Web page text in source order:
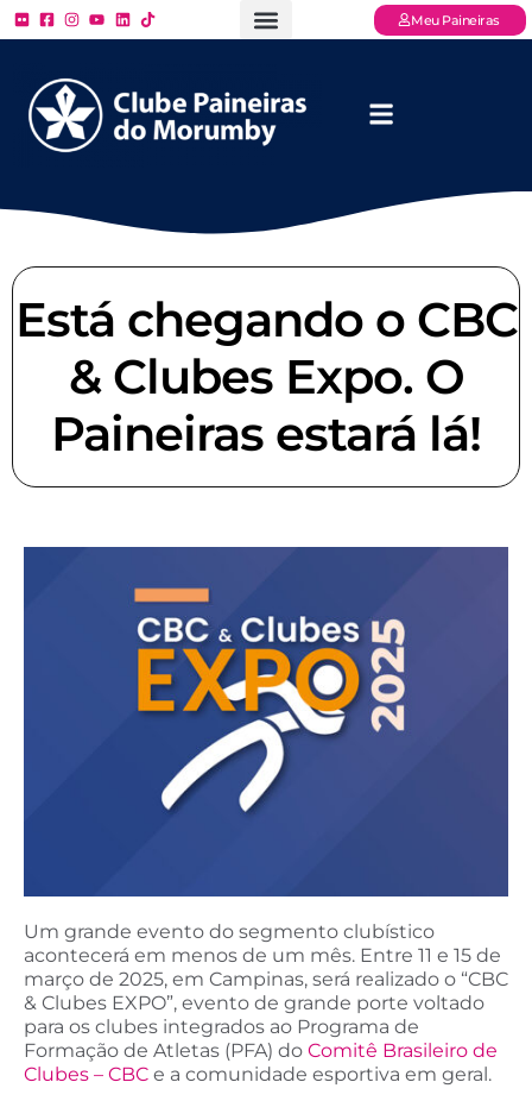
Meu Paineiras
Está chegando o CBC
& Clubes Expo. O
Paineiras estará lá!
Um grande evento do segmento clubístico
acontecerá em menos de um mês. Entre 11 e 15 de
março de 2025, em Campinas, será realizado o “CBC
& Clubes EXPO”, evento de grande porte voltado
para os clubes integrados ao Programa de
Formação de Atletas (PFA) do Comitê Brasileiro de
Clubes – CBC e a comunidade esportiva em geral.